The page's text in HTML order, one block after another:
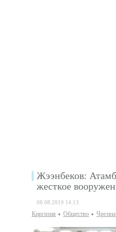
Жээнбеков:
жесткое
08.08.2019 14:13
Киргизия Общество